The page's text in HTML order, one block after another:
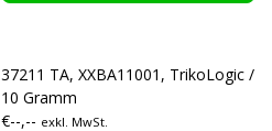
37211 TA, XXBA11001, TrikoLogic /
10 Gramm
€--,-- exkl. MwSt.